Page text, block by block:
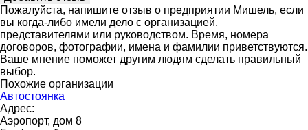
Пожалуйста, напишите отзыв о предприятии Мишель, если
вы когда-либо имели дело с организацией,
представителями или руководством. Время, номера
договоров, фотографии, имена и фамилии приветствуются.
Ваше мнение поможет другим людям сделать правильный
выбор.
Похожие организации
Автостоянка
Адрес:
Аэропорт, дом 8